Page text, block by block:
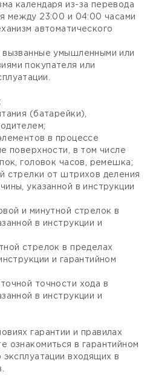
календаря из-за перевода
между 23:00 и 04:00 часами
автоматического
вызванные умышленными или
покупателя или
(батарейки),
в процессе
поверхности, в том числе
головок часов, ремешка;
стрелки от штрихов деления
указанной в инструкции
и минутной стрелок в
в инструкции и
стрелок в пределах
и гарантийном
точности хода в
в инструкции и
гарантии и правилах
ознакомиться в гарантийном
эксплуатации входящих в